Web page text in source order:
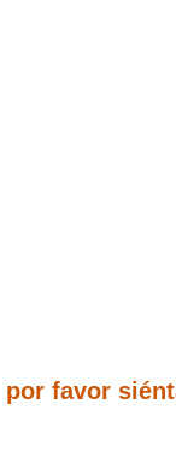
por favor